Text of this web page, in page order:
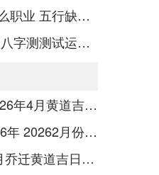
五行缺火的人适合从事什么职业 五行缺火的人适合从事的职业有哪些
如何测试自己的运势如何 八字测测试运运程
2026年的4月黄道吉日 2026年4月黄道吉日查询表
2月结婚黄道吉日查询2026年 20262月份的结婚黄道吉日
8月乔迁黄道吉日2026 8月乔迁黄道吉日吉时是几点